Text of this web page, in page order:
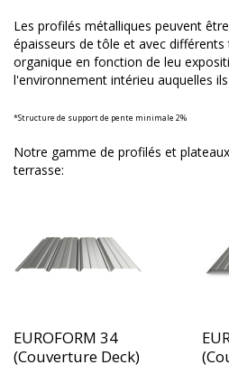
Les profilés métalliques peuvent
épaisseurs de tôle et avec
organique en fonction de leu
l'environnement intérieu auquelles
*Structure de support de pente minimale 2%
Notre gamme de profilés et
terrasse:
EUROFORM 34
(Couverture Deck)